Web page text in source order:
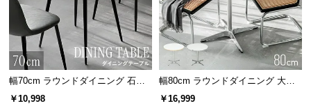
様
サ
ー
ト
幅70cm ラウンドダイニング 石目
調 大理石調 無地ホワイト 丸テー
￥10,998
幅80cm ラウンドダイニング 大理
石調 無地ホワイト 丸テーブル 2人
￥16,999